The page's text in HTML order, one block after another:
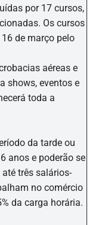
por 17 cursos,
Os cursos
de março pelo
aéreas e
shows, eventos e
toda a
da tarde ou
anos e poderão se
três salários-
no comércio
da carga horária.